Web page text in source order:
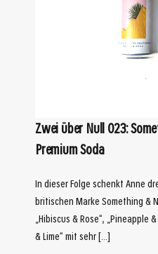
Zwei über Null 023:
Premium Soda
In dieser Folge schenkt Anne
britischen Marke Something &
„Hibiscus & Rose“, „Pineapple
& Lime“ mit sehr […]